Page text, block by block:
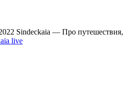
Sindeckaia — Про путешествия,
live